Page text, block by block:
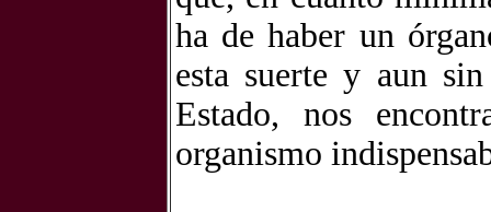
ha de haber un
esta suerte y aun
Estado, nos
organismo